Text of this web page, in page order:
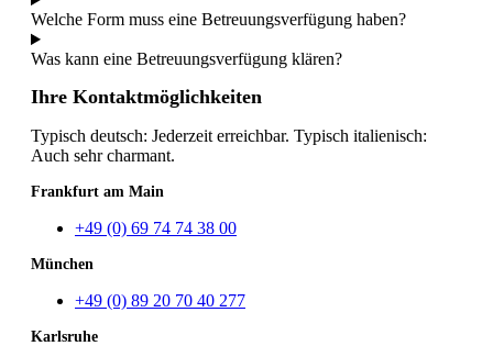
Welche Form muss eine Betreuungsverfügung haben?
Was kann eine Betreuungsverfügung klären?
Ihre Kontaktmöglichkeiten
Typisch deutsch: Jederzeit erreichbar. Typisch italienisch:
Auch sehr charmant.
Frankfurt am Main
+49 (0) 69 74 74 38 00
München
+49 (0) 89 20 70 40 277
Karlsruhe